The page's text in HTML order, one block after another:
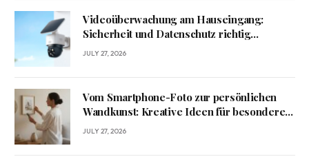
Videoüberwachung am Hauseingang:
Sicherheit und Datenschutz richtig
verbinden
JULY 27, 2026
Vom Smartphone-Foto zur persönlichen
Wandkunst: Kreative Ideen für besondere
Erinnerungen
JULY 27, 2026